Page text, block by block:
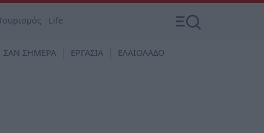
Life
ΣΑΝ ΣΗΜΕΡΑ ΕΡΓΑΣΙΑ ΕΛΑΙΟΛΑΔΟ